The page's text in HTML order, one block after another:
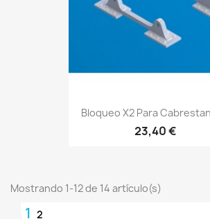
Bloqueo X2 Para
23,40 €
Mostrando 1-12 de 14 artículo(s)
1 2